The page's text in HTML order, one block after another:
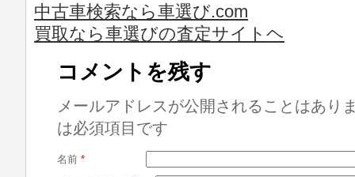
中古車検索なら車選び.com
買取なら車選びの査定サイトヘ
コメントを残す
メールアドレスが公開されることはあり
は必須項目です
名前 *